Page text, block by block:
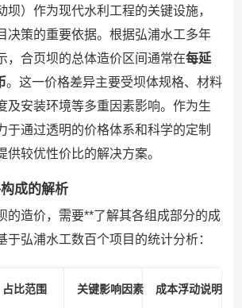
坝）作为现代水利工程的关键设施，
决策的重要依据。根据弘浦水工多年
，合页坝的总体造价区间通常在每延
。这一价格差异主要受坝体规格、材料
及安装环境等多重因素影响。作为生
于通过透明的价格体系和科学的定制
供较优性价比的解决方案。
成的解析
的造价，需要**了解其各组成部分的成
于弘浦水工数百个项目的统计分析：
占比范围 关键影响因素 成本浮动说明